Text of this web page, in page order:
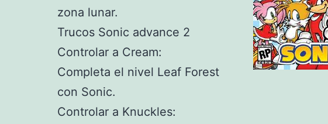
zona lunar.
Trucos Sonic advance 2
Controlar a Cream:
Completa el nivel Leaf Forest
con Sonic.
Controlar a Knuckles: